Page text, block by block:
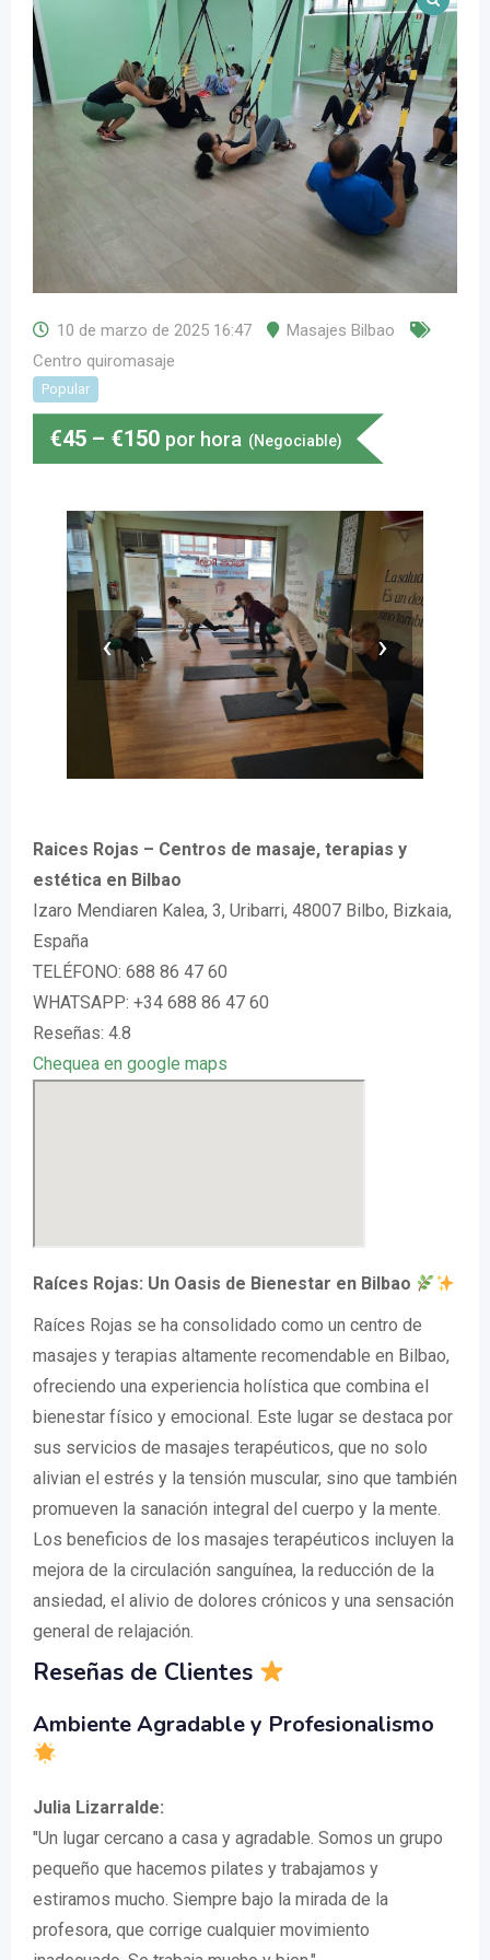
10 de marzo de 2025 16:47
Masajes Bilbao
Centro quiromasaje
Popular
€45 – €150 por hora (Negociable)
‹ ›
Raices Rojas – Centros de masaje, terapias y
estética en Bilbao
Izaro Mendiaren Kalea, 3, Uribarri, 48007 Bilbo, Bizkaia,
España
TELÉFONO: 688 86 47 60
WHATSAPP: +34 688 86 47 60
Reseñas: 4.8
Chequea en google maps
Raíces Rojas: Un Oasis de Bienestar en Bilbao
Raíces Rojas se ha consolidado como un centro de
masajes y terapias altamente recomendable en Bilbao,
ofreciendo una experiencia holística que combina el
bienestar físico y emocional. Este lugar se destaca por
sus servicios de masajes terapéuticos, que no solo
alivian el estrés y la tensión muscular, sino que también
promueven la sanación integral del cuerpo y la mente.
Los beneficios de los masajes terapéuticos incluyen la
mejora de la circulación sanguínea, la reducción de la
ansiedad, el alivio de dolores crónicos y una sensación
general de relajación.
Reseñas de Clientes
Ambiente Agradable y Profesionalismo
Julia Lizarralde:
"Un lugar cercano a casa y agradable. Somos un grupo
pequeño que hacemos pilates y trabajamos y
estiramos mucho. Siempre bajo la mirada de la
profesora, que corrige cualquier movimiento